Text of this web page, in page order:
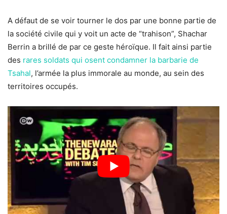
A défaut de se voir tourner le dos par une bonne partie de
la société civile qui y voit un acte de “trahison”, Shachar
Berrin a brillé de par ce geste héroïque. Il fait ainsi partie
des rares soldats qui osent condamner la barbarie de
Tsahal, l’armée la plus immorale au monde, au sein des
territoires occupés.